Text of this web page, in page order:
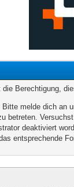
Berechtigung,
melde dich an
betreten.
deaktiviert
entsprechende